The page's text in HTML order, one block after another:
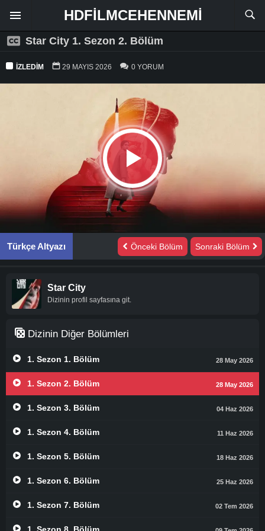
HDFILMCEHENNEMI
Star City 1. Sezon 2. Bölüm
İZLEDIM 29 MAYIS 2026 0 YORUM
Türkçe Altyazı Önceki Bölüm Sonraki Bölüm
Star City
Dizinin profil sayfasına git.
Dizinin Diğer Bölümleri
1. Sezon 1. Bölüm 28 May 2026
1. Sezon 2. Bölüm 28 May 2026
1. Sezon 3. Bölüm 04 Haz 2026
1. Sezon 4. Bölüm 11 Haz 2026
1. Sezon 5. Bölüm 18 Haz 2026
1. Sezon 6. Bölüm 25 Haz 2026
1. Sezon 7. Bölüm 02 Tem 2026